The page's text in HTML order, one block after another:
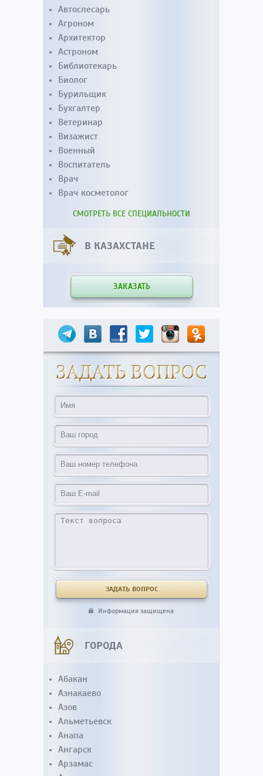
Автослесарь
Агроном
Архитектор
Астроном
Библиотекарь
Биолог
Бурильщик
Бухгалтер
Ветеринар
Визажист
Военный
Воспитатель
Врач
Врач косметолог
СМОТРЕТЬ ВСЕ СПЕЦИАЛЬНОСТИ
В КАЗАХСТАНЕ
ЗАКАЗАТЬ
Информация защищена
ГОРОДА
Абакан
Азнакаево
Азов
Альметьевск
Анапа
Ангарск
Арзамас